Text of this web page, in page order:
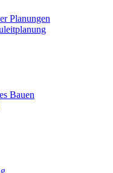
Planungen
Bauen